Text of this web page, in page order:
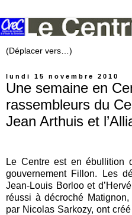
lundi 15 novembre 2010
Une semaine en
rassembleurs du
Jean Arthuis et
Le Centre est en ébullition
gouvernement Fillon. Les
Jean-Louis Borloo et
réussi à décroché
par Nicolas Sarkozy, ont